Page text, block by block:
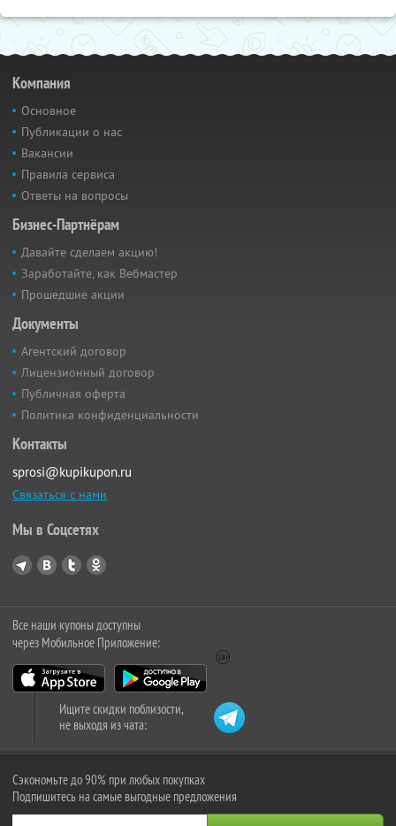
Компания
Основное
Публикации о нас
Вакансии
Правила сервиса
Ответы на вопросы
Бизнес-Партнёрам
Давайте сделаем акцию!
Заработайте, как Вебмастер
Прошедшие акции
Документы
Агентский договор
Лицензионный договор
Публичная оферта
Политика конфиденциальности
Контакты
sprosi@kupikupon.ru
Связаться с нами
Мы в Соцсетях
Все наши купоны доступны
через Мобильное Приложение:
Ищите скидки поблизости,
не выходя из чата:
Сэкономьте до 90% при любых покупках
Подпишитесь на самые выгодные предложения